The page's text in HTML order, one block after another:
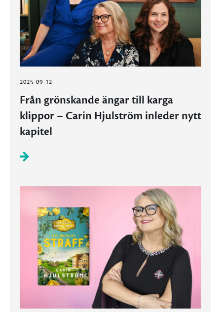
2025-09-12
Från grönskande ängar till karga
klippor – Carin Hjulström inleder nytt
kapitel